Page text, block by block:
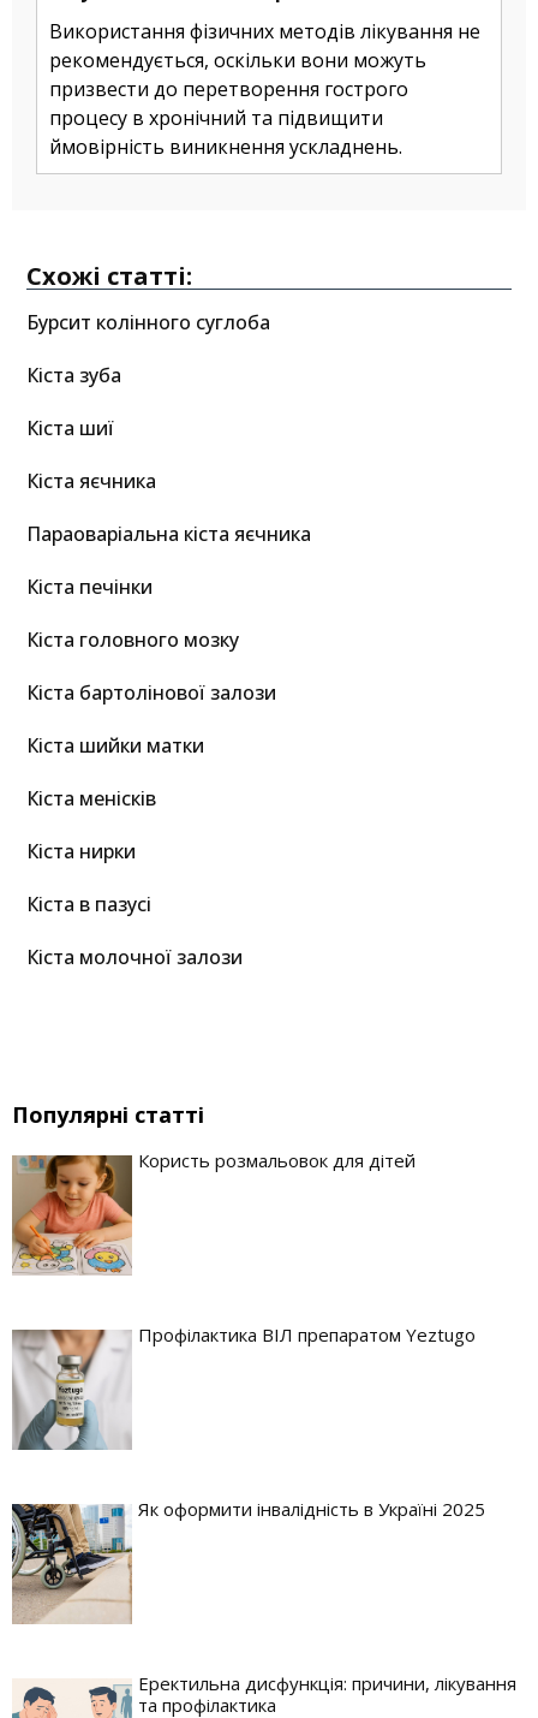
Використання фізичних методів лікування не
рекомендується, оскільки вони можуть
призвести до перетворення гострого
процесу в хронічний та підвищити
ймовірність виникнення ускладнень.
Схожі статті:
Бурсит колінного суглоба
Кіста зуба
Кіста шиї
Кіста яєчника
Параоваріальна кіста яєчника
Кіста печінки
Кіста головного мозку
Кіста бартолінової залози
Кіста шийки матки
Кіста менісків
Кіста нирки
Кіста в пазусі
Кіста молочної залози
Популярні статті
Користь розмальовок для дітей
Профілактика ВІЛ препаратом Yeztugo
Як оформити інвалідність в Україні 2025
Еректильна дисфункція: причини, лікування
та профілактика